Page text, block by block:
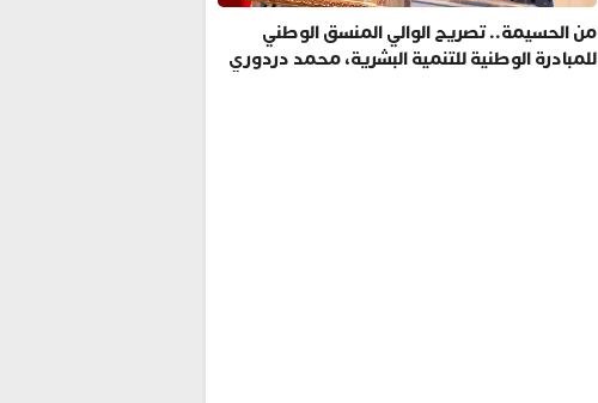
من الحسيمة.. تصريح الوالي المنسق الوطني
للمبادرة الوطنية للتنمية البشرية، محمد دردوري